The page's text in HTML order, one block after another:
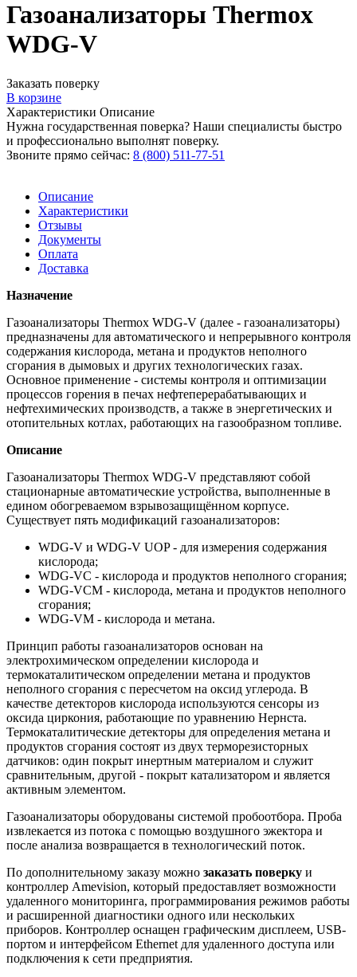
Газоанализаторы Thermox
WDG-V
Заказать поверку
В корзине
Характеристики Описание
Нужна государственная поверка? Наши специалисты быстро
и профессионально выполнят поверку.
Звоните прямо сейчас: 8 (800) 511-77-51
Описание
Характеристики
Отзывы
Документы
Оплата
Доставка
Назначение
Газоанализаторы Thermox WDG-V (далее - газоанализаторы)
предназначены для автоматического и непрерывного контроля
содержания кислорода, метана и продуктов неполного
сгорания в дымовых и других технологических газах.
Основное применение - системы контроля и оптимизации
процессов горения в печах нефтеперерабатывающих и
нефтехимических производств, а также в энергетических и
отопительных котлах, работающих на газообразном топливе.
Описание
Газоанализаторы Thermox WDG-V представляют собой
стационарные автоматические устройства, выполненные в
едином обогреваемом взрывозащищённом корпусе.
Существует пять модификаций газоанализаторов:
WDG-V и WDG-V UOP - для измерения содержания
кислорода;
WDG-VC - кислорода и продуктов неполного сгорания;
WDG-VCM - кислорода, метана и продуктов неполного
сгорания;
WDG-VM - кислорода и метана.
Принцип работы газоанализаторов основан на
электрохимическом определении кислорода и
термокаталитическом определении метана и продуктов
неполного сгорания с пересчетом на оксид углерода. В
качестве детекторов кислорода используются сенсоры из
оксида циркония, работающие по уравнению Нернста.
Термокаталитические детекторы для определения метана и
продуктов сгорания состоят из двух терморезисторных
датчиков: один покрыт инертным материалом и служит
сравнительным, другой - покрыт катализатором и является
активным элементом.
Газоанализаторы оборудованы системой пробоотбора. Проба
извлекается из потока с помощью воздушного эжектора и
после анализа возвращается в технологический поток.
По дополнительному заказу можно заказать поверку и
контроллер Amevision, который предоставляет возможности
удаленного мониторинга, программирования режимов работы
и расширенной диагностики одного или нескольких
приборов. Контроллер оснащен графическим дисплеем, USB-
портом и интерфейсом Ethernet для удаленного доступа или
подключения к сети предприятия.